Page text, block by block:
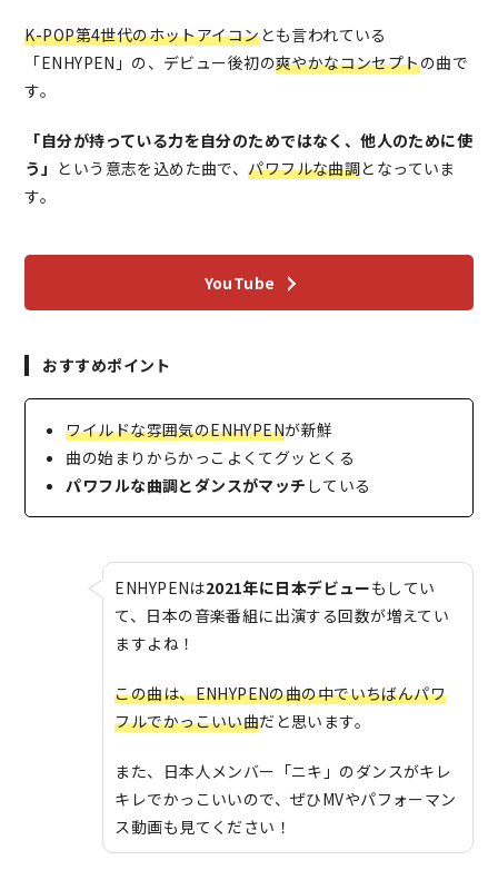
K-POP第4世代のホットアイコンとも言われている
「ENHYPEN」の、デビュー後初の爽やかなコンセプトの曲で
す。
「自分が持っている力を自分のためではなく、他人のために使
う」 という意志を込めた曲で、パワフルな曲調となっていま
す。
YouTube
おすすめポイント
ワイルドな雰囲気のENHYPENが新鮮
曲の始まりからかっこよくてグッとくる
パワフルな曲調とダンスがマッチ している
ENHYPENは2021年に日本デビューもしてい
て、日本の音楽番組に出演する回数が増えてい
ますよね！
この曲は、ENHYPENの曲の中でいちばんパワ
フルでかっこいい曲だと思います。
また、日本人メンバー「ニキ」のダンスがキレ
キレでかっこいいので、ぜひMVやパフォーマン
ス動画も見てください！